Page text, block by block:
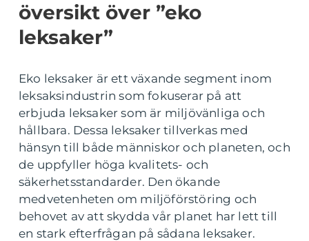
översikt över ”eko
leksaker”
Eko leksaker är ett växande segment inom
leksaksindustrin som fokuserar på att
erbjuda leksaker som är miljövänliga och
hållbara. Dessa leksaker tillverkas med
hänsyn till både människor och planeten, och
de uppfyller höga kvalitets- och
säkerhetsstandarder. Den ökande
medvetenheten om miljöförstöring och
behovet av att skydda vår planet har lett till
en stark efterfrågan på sådana leksaker.